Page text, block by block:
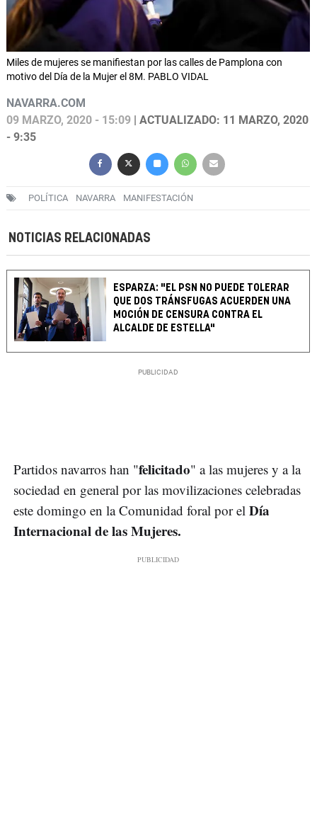
Miles de mujeres se manifiestan por las calles de Pamplona con
motivo del Día de la Mujer el 8M. PABLO VIDAL
NAVARRA.COM
09 MARZO, 2020 - 15:09 | ACTUALIZADO: 11 MARZO, 2020
- 9:35
POLÍTICA NAVARRA MANIFESTACIÓN
NOTICIAS RELACIONADAS
ESPARZA: "EL PSN NO PUEDE TOLERAR
QUE DOS TRÁNSFUGAS ACUERDEN UNA
MOCIÓN DE CENSURA CONTRA EL
ALCALDE DE ESTELLA"
Partidos navarros han "felicitado" a las mujeres y a la
sociedad en general por las movilizaciones celebradas
este domingo en la Comunidad foral por el Día
Internacional de las Mujeres.